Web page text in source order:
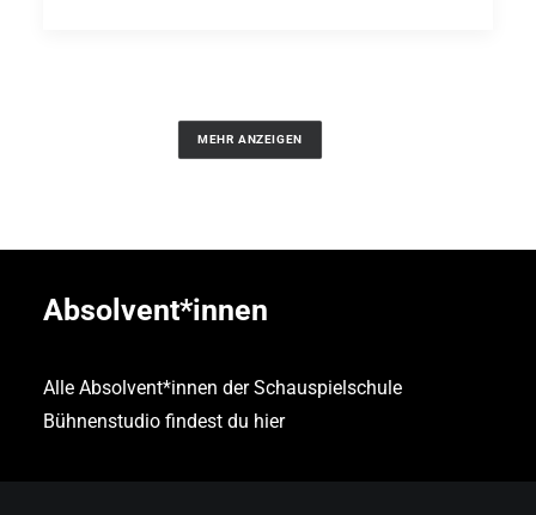
MEHR ANZEIGEN
Absolvent*innen
Alle Absolvent*innen der Schauspielschule
Bühnenstudio findest du hier